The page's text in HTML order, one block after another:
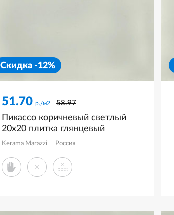
Скидка -12%
51.70 р./м2 58.97
Пикассо коричневый светлый
20x20 плитка глянцевый
структурный KM2020B0050N
Kerama Marazzi Россия